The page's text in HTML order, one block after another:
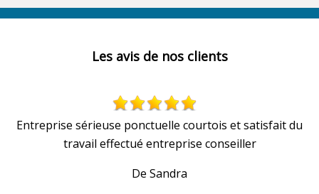
Les avis de nos clients
Entreprise sérieuse ponctuelle courtois et satisfait du
travail effectué entreprise conseiller
De Sandra